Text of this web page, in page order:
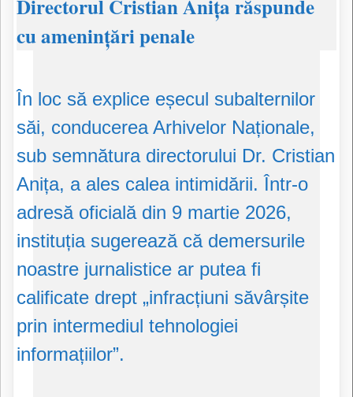
Directorul Cristian Anița răspunde
cu amenințări penale
În loc să explice eșecul subalternilor
săi, conducerea Arhivelor Naționale,
sub semnătura directorului Dr. Cristian
Anița, a ales calea intimidării. Într-o
adresă oficială din 9 martie 2026,
instituția sugerează că demersurile
noastre jurnalistice ar putea fi
calificate drept „infracțiuni săvârșite
prin intermediul tehnologiei
informațiilor”.